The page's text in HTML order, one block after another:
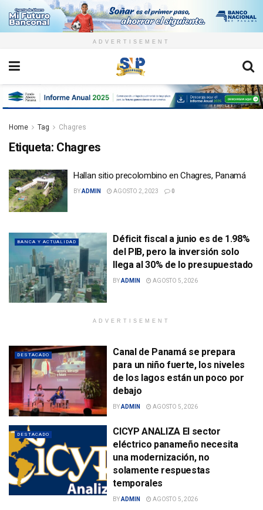
ADVERTISEMENT
Home Tag Chagres
Etiqueta: Chagres
Hallan sitio precolombino en Chagres, Panamá
BYADMIN AGOSTO 2, 2023 0
BANCA Y ACTUALIDAD
Déficit fiscal a junio es de 1.98%
del PIB, pero la inversión solo
llega al 30% de lo presupuestado
BYADMIN AGOSTO 5, 2026
ADVERTISEMENT
DESTACADO
Canal de Panamá se prepara
para un niño fuerte, los niveles
de los lagos están un poco por
debajo
BYADMIN AGOSTO 5, 2026
DESTACADO
CICYP ANALIZA El sector
eléctrico panameño necesita
una modernización, no
solamente respuestas
temporales
BYADMIN AGOSTO 5, 2026